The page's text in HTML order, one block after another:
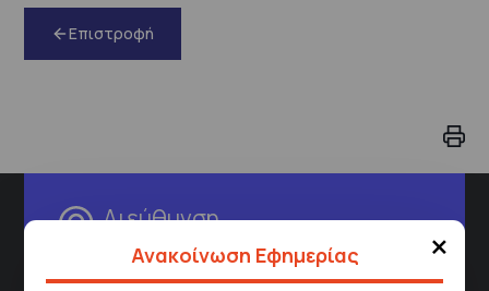
×
Ανακοίνωση Εφημερίας
Επιστροφή
Διεύθυνση
Σισμανόγλειου 1,